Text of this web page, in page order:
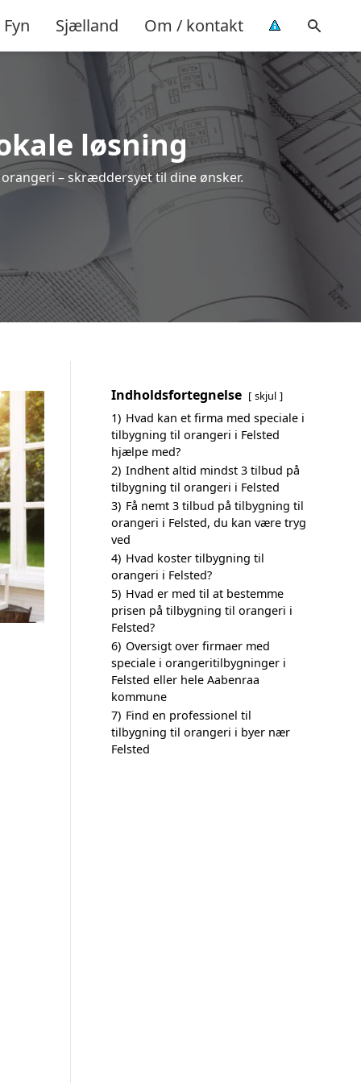
Fyn Sjælland Om / kontakt
løsning
– skræddersyet til dine ønsker.
Indholdsfortegnelse skjul
1) Hvad kan et firma med speciale i
tilbygning til orangeri i Felsted
hjælpe med?
2) Indhent altid mindst 3 tilbud på
tilbygning til orangeri i Felsted
3) Få nemt 3 tilbud på tilbygning til
orangeri i Felsted, du kan være tryg
ved
4) Hvad koster tilbygning til
orangeri i Felsted?
5) Hvad er med til at bestemme
prisen på tilbygning til orangeri i
Felsted?
6) Oversigt over firmaer med
speciale i orangeritilbygninger i
Felsted eller hele Aabenraa
kommune
7) Find en professionel til
tilbygning til orangeri i byer nær
Felsted